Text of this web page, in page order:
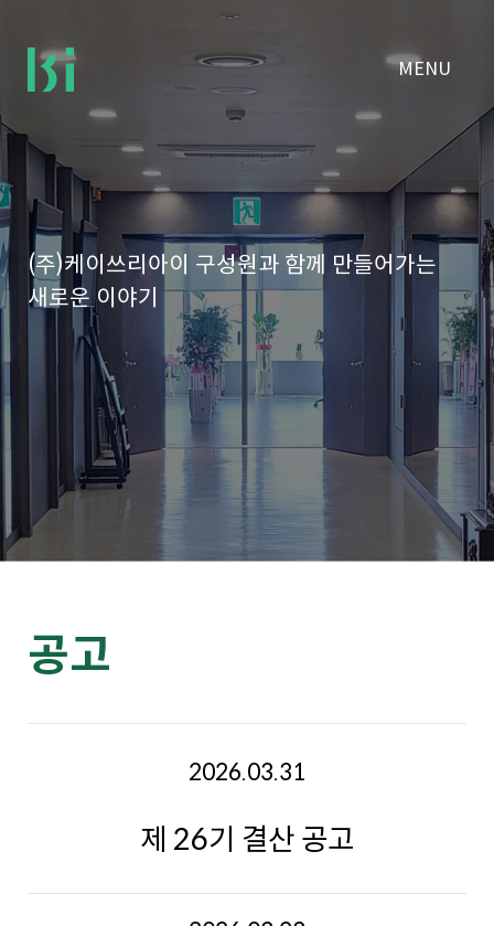
(주)케이쓰리아이 구성원과 함께 만들어가는
새로운 이야기
MENU
공고
2026.03.31
제 26기 결산 공고